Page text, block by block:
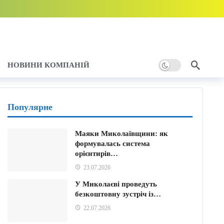
НОВИНИ КОМПАНІЙ
Популярне
Маяки Миколаївщини: як
формувалась система
орієнтирів…
23.07.2026
У Миколаєві проведуть
безкоштовну зустріч із…
22.07.2026